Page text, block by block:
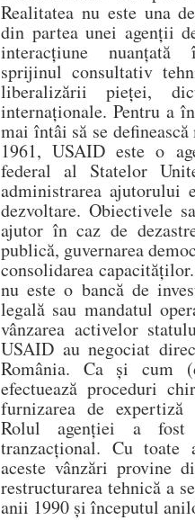
Realitatea nu este una
din partea unei agenții
interacțiune
sprijinul consultativ
liberalizării pieței,
internaționale. Pentru a
mai întâi să se
1961, USAID este o
federal al Statelor
administrarea ajutorului
dezvoltare. Obiectivele
ajutor în caz de
publică, guvernarea
consolidarea
nu este o bancă de
legală sau mandatul
vânzarea activelor
USAID au negociat
România. Ca și cum
efectuează proceduri
furnizarea de expertiză
Rolul agenției a fost
tranzacțional. Cu toate
aceste vânzări provine
restructurarea tehnică a
anii 1990 și începutul